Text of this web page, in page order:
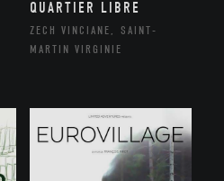
QUARTIER LIBRE
ZECH VINCIANE, SAINT-
MARTIN VIRGINIE